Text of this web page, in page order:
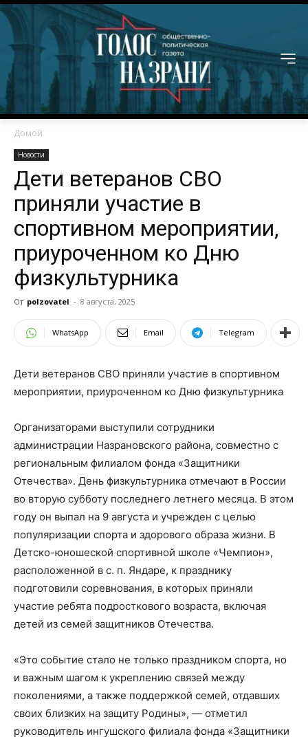
Домой
Новости
Дети ветеранов СВО
приняли участие в
спортивном мероприятии,
приуроченном ко Дню
физкультурника
От polzovatel - 8 августа, 2025
WhatsApp Email Telegram
Дети ветеранов СВО приняли участие в спортивном
мероприятии, приуроченном ко Дню физкультурника
Организаторами выступили сотрудники
администрации Назрановского района, совместно с
региональным филиалом фонда «Защитники
Отечества». День физкультурника отмечают в России
во вторую субботу последнего летнего месяца. В этом
году он выпал на 9 августа и учрежден с целью
популяризации спорта и здорового образа жизни. В
Детско-юношеской спортивной школе «Чемпион»,
расположенной в с. п. Яндаре, к празднику
подготовили соревнования, в которых приняли
участие ребята подросткового возраста, включая
детей из семей защитников Отечества.
«Это событие стало не только праздником спорта, но
и важным шагом к укреплению связей между
поколениями, а также поддержкой семей, отдавших
своих близких на защиту Родины», — отметил
руководитель ингушского филиала фонда «Защитники